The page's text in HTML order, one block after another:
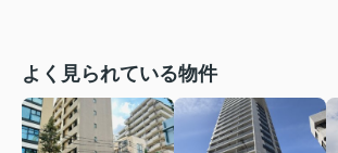
よく見られている物件